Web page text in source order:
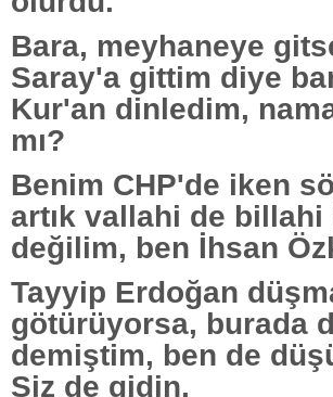
Bara, meyhaneye
Saray'a gittim diye
Kur'an dinledim,
mı?
Benim CHP'de iken
artık vallahi de
değilim, ben İhsan
Tayyip Erdoğan
götürüyorsa, burada
demiştim, ben de
Siz de gidin.